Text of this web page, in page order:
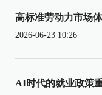
高标准劳动力市场
2026-06-23 10:26
AI时代的就业政策